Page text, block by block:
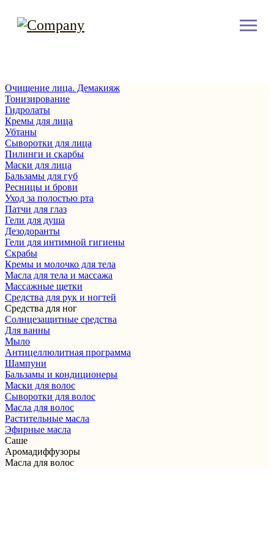
Очищение лица. Демакияж
Тонизирование
Гидролаты
Кремы для лица
Убтаны
Сыворотки для лица
Пилинги и скарбы
Маски для лица
Бальзамы для губ
Ресницы и брови
Уход за полостью рта
Патчи для глаз
Гели для душа
Дезодоранты
Гели для интимной гигиены
Скрабы
Кремы и молочко для тела
Масла для тела и массажа
Массажные щетки
Cредства для рук и ногтей
Средства для ног
Солнцезащитные средства
Для ванны
Мыло
Антицеллюлитная программа
Шампуни
Бальзамы и кондиционеры
Маски для волос
Сыворотки для волос
Масла для волос
Растительные масла
Эфирные масла
Саше
Аромадиффузоры
Масла для волос